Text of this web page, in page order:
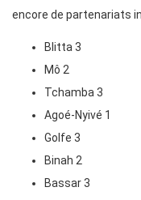
encore de partenariats
Blitta 3
Mô 2
Tchamba 3
Agoé-Nyivé 1
Golfe 3
Binah 2
Bassar 3